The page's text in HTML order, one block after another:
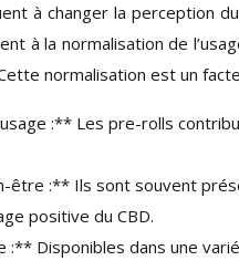
à changer la perception
à la normalisation de
normalisation est un
:** Les pre-rolls
être :** Ils sont souvent
positive du CBD.
:** Disponibles dans une